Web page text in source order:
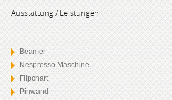
Ausstattung / Leistungen:
Beamer
Nespresso Maschine
Flipchart
Pinwand